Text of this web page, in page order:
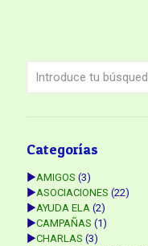
Categorías
►AMIGOS (3)
►ASOCIACIONES (22)
►AYUDA ELA (2)
►CAMPAÑAS (1)
►CHARLAS (3)